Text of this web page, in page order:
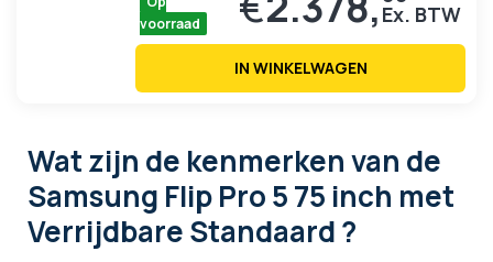
voorraad
IN WINKELWAGEN
Wat zijn de kenmerkenvan de
Samsung Flip Pro 5 75 inch met
Verrijdbare Standaard ?